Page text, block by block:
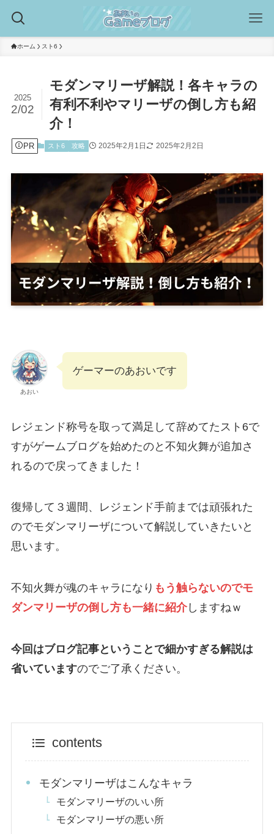
ホーム スト6
モダンマリーザ解説！各キャラの
有利不利やマリーザの倒し方も紹
介！
2025
2/02
PR スト6 攻略 2025年2月1日 2025年2月2日
あおい
ゲーマーのあおいです
レジェンド称号を取って満足して辞めてたスト6で
すがゲームブログを始めたのと不知火舞が追加さ
れるので戻ってきました！
復帰して３週間、レジェンド手前までは頑張れた
のでモダンマリーザについて解説していきたいと
思います。
不知火舞が魂のキャラになり もう触らないのでモ
ダンマリーザの倒し方も一緒に紹介しますねｗ
今回はブログ記事ということで細かすぎる解説は
省いていますのでご了承ください。
contents
モダンマリーザはこんなキャラ
モダンマリーザのいい所
モダンマリーザの悪い所